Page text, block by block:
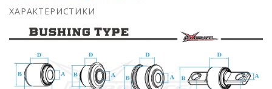
ХАРАКТЕРИСТИКИ